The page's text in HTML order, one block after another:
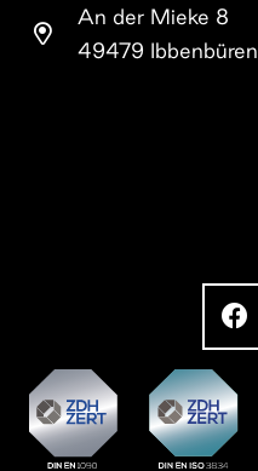
An der Mieke 8
49479 Ibbenbüren